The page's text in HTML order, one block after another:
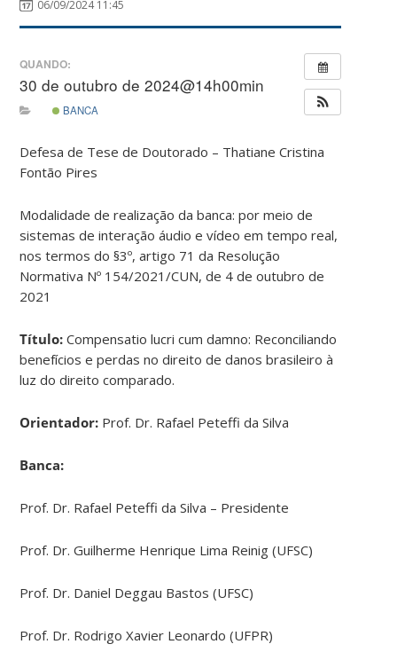
06/09/2024 11:45
QUANDO:
30 de outubro de 2024@14h00min
BANCA
Defesa de Tese de Doutorado – Thatiane Cristina
Fontão Pires
Modalidade de realização da banca: por meio de
sistemas de interação áudio e vídeo em tempo real,
nos termos do §3º, artigo 71 da Resolução
Normativa Nº 154/2021/CUN, de 4 de outubro de
2021
Título:Compensatio lucri cum damno: Reconciliando
benefícios e perdas no direito de danos brasileiro à
luz do direito comparado.
Orientador: Prof. Dr. Rafael Peteffi da Silva
Banca:
Prof. Dr. Rafael Peteffi da Silva – Presidente
Prof. Dr. Guilherme Henrique Lima Reinig (UFSC)
Prof. Dr. Daniel Deggau Bastos (UFSC)
Prof. Dr. Rodrigo Xavier Leonardo (UFPR)